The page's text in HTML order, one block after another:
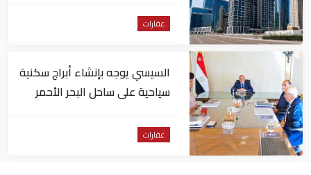
عقارات
السيسي يوجه بإنشاء أبراج سكنية
سياحية على ساحل البحر الأحمر
عقارات